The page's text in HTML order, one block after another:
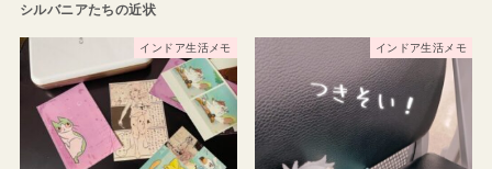
シルバニアたちの近状
インドア生活メモ インドア生活メモ